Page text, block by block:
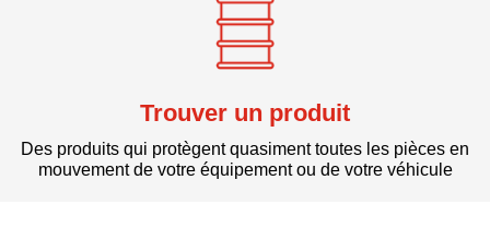
Trouver un produit
Des produits qui protègent quasiment toutes les pièces en
mouvement de votre équipement ou de votre véhicule